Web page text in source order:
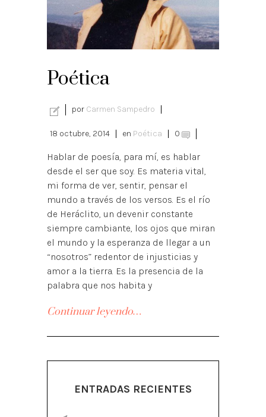
Poética
por Carmen Sampedro
18 octubre, 2014 en Poética 0
Hablar de poesía, para mí, es hablar
desde el ser que soy. Es materia vital,
mi forma de ver, sentir, pensar el
mundo a través de los versos. Es el río
de Heráclito, un devenir constante
siempre cambiante, los ojos que miran
el mundo y la esperanza de llegar a un
“nosotros” redentor de injusticias y
amor a la tierra. Es la presencia de la
palabra que nos habita y
Continuar leyendo…
ENTRADAS RECIENTES